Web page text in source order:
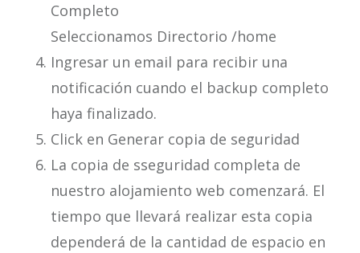
Completo
Seleccionamos Directorio /home
Ingresar un email para recibir una
notificación cuando el backup completo
haya finalizado.
Click en Generar copia de seguridad
La copia de sseguridad completa de
nuestro alojamiento web comenzará. El
tiempo que llevará realizar esta copia
dependerá de la cantidad de espacio en